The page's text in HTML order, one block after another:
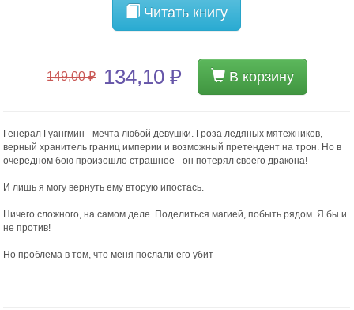
Читать книгу
149,00 ₽ 134,10 ₽ В корзину
Генерал Гуангмин - мечта любой девушки. Гроза ледяных мятежников,
верный хранитель границ империи и возможный претендент на трон. Но в
очередном бою произошло страшное - он потерял своего дракона!
И лишь я могу вернуть ему вторую ипостась.
Ничего сложного, на самом деле. Поделиться магией, побыть рядом. Я бы и
не против!
Но проблема в том, что меня послали его убит